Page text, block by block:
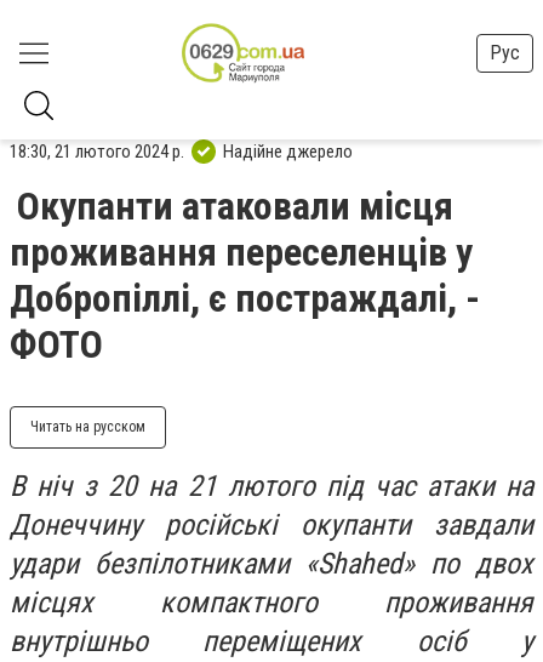
Рус
18:30, 21 лютого 2024 р. Надійне джерело
Окупанти атаковали місця
проживання переселенців у
Добропіллі, є постраждалі, -
ФОТО
Читать на русском
В ніч з 20 на 21 лютого під час атаки на
Донеччину російські окупанти завдали
удари безпілотниками «Shahed» по двох
місцях компактного проживання
внутрішньо переміщених осіб у